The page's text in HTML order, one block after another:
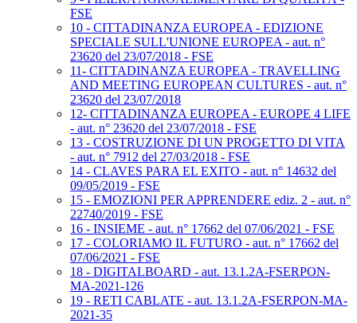
FSE
10 - CITTADINANZA EUROPEA - EDIZIONE
SPECIALE SULL'UNIONE EUROPEA - aut. n°
23620 del 23/07/2018 - FSE
11- CITTADINANZA EUROPEA - TRAVELLING
AND MEETING EUROPEAN CULTURES - aut. n°
23620 del 23/07/2018
12- CITTADINANZA EUROPEA - EUROPE 4 LIFE
- aut. n° 23620 del 23/07/2018 - FSE
13 - COSTRUZIONE DI UN PROGETTO DI VITA
- aut. n° 7912 del 27/03/2018 - FSE
14 - CLAVES PARA EL EXITO - aut. n° 14632 del
09/05/2019 - FSE
15 - EMOZIONI PER APPRENDERE ediz. 2 - aut. n°
22740/2019 - FSE
16 - INSIEME - aut. n° 17662 del 07/06/2021 - FSE
17 - COLORIAMO IL FUTURO - aut. n° 17662 del
07/06/2021 - FSE
18 - DIGITALBOARD - aut. 13.1.2A-FSERPON-
MA-2021-126
19 - RETI CABLATE - aut. 13.1.2A-FSERPON-MA-
2021-35